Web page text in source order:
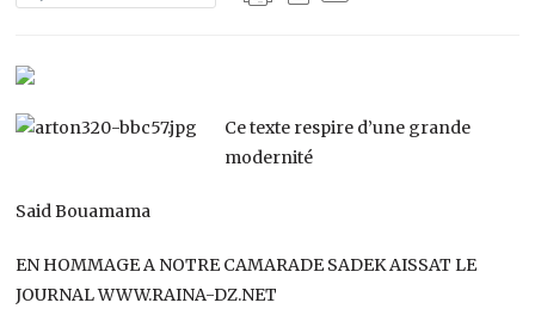
Ce texte respire d’une grande
modernité
Said Bouamama
EN HOMMAGE A NOTRE CAMARADE SADEK AISSAT LE
JOURNAL WWW.RAINA-DZ.NET